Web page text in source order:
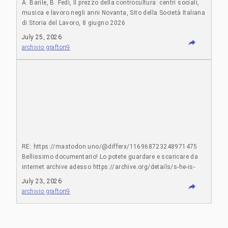
A. Barile, B. Fedi, Il prezzo della controcultura: centri sociali,
musica e lavoro negli anni Novanta, Sito della Società Italiana
di Storia del Lavoro, 8 giugno 2026
https://www.storialavoro.it/dock-sislav/ritmi-di-lavoro/ritmi-
di-lavoro-4
July 25, 2026
archivio grafton9
RE: https://mastodon.uno/@differx/116968723248971475
Bellissimo documentario! Lo potete guardare e scaricare da
internet archive adesso https://archive.org/details/s-he-is-
still-her-e-genesis-p-orridge-doc nel 2024 eravamo andati a
vederlo a Milano al Mix Festival, non ha girato troppo in Italia
July 23, 2026
archivio grafton9